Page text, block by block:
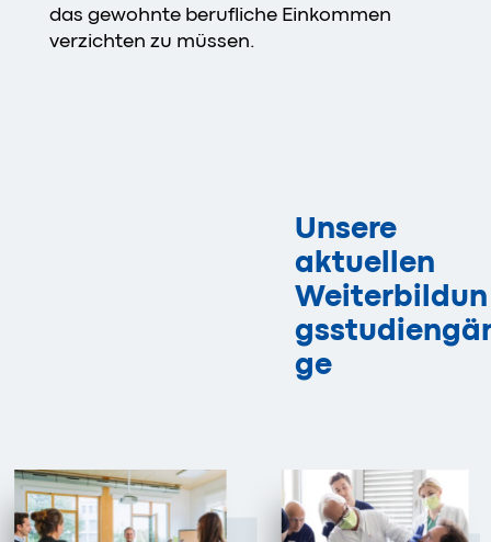
das gewohnte berufliche Einkommen
verzichten zu müssen.
Unsere
aktuellen
Weiterbildun
ge